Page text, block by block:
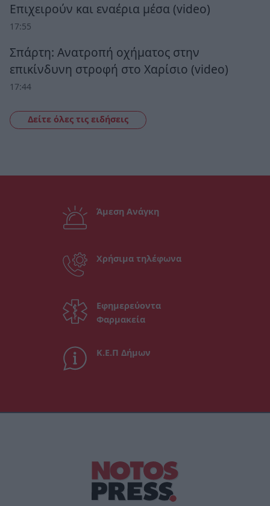
Επιχειρούν και εναέρια μέσα (video)
17:55
Σπάρτη: Ανατροπή οχήματος στην
επικίνδυνη στροφή στο Χαρίσιο (video)
17:44
Δείτε όλες τις ειδήσεις
Άμεση Ανάγκη
Χρήσιμα τηλέφωνα
Εφημερεύοντα
Φαρμακεία
Κ.Ε.Π Δήμων